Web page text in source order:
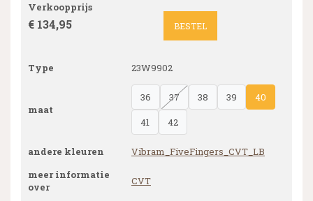
Verkoopprijs
€ 134,95 BESTEL
Type 23W9902
maat
36 37 38 39
40
41
42
andere kleuren
Vibram_FiveFingers_CVT_LB
meer informatie
over
CVT